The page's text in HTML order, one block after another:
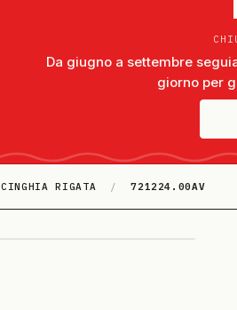
Da giugno a settembre
giorno per
CINGHIA RIGATA / 721224.00AV